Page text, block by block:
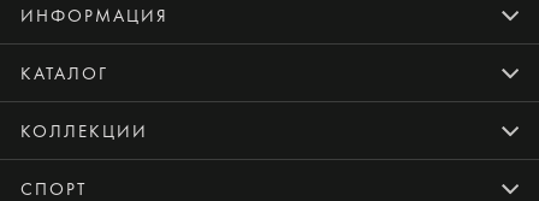
ИНФОРМАЦИЯ
КАТАЛОГ
КОЛЛЕКЦИИ
СПОРТ